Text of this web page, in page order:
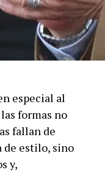
especial al
formas no
fallan de
de estilo, sino
y,